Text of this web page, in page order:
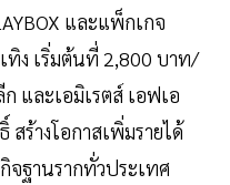
และแพ็กเกจ
ทิง เริ่มต้นที่ 2,800 บาท/
และเอมิเรตส์ เอฟเอ
ร้างโอกาสเพิ่มรายได้
จฐานรากทั่วประเทศ